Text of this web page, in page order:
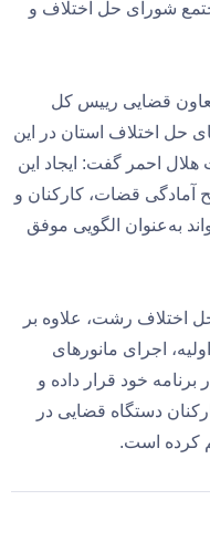
شورای حل اختلاف و
قضایی رییس کل
حل اختلاف استان در این
احمر گفت: ایجاد این
قضات، کارکنان و
به‌عنوان الگویی موفق
اختلاف رشت، علاوه بر
اجرای مانورهای
برنامه خود قرار داده و
دستگاه قضایی در
کرده است.